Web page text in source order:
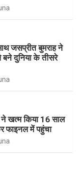
जसप्रीत बुमराह ने
बने दुनिया के तीसरे
खत्म किया 16 साल
फाइनल में पहुंचा